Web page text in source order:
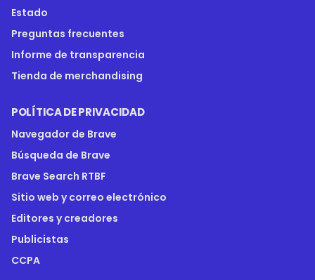
Estado
Preguntas frecuentes
Informe de transparencia
Tienda de merchandising
POLÍTICA DE PRIVACIDAD
Navegador de Brave
Búsqueda de Brave
Brave Search RTBF
Sitio web y correo electrónico
Editores y creadores
Publicistas
CCPA